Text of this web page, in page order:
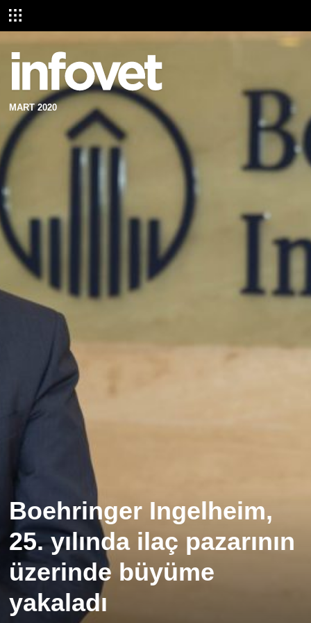
MART 2020
Boehringer Ingelheim,
25. yılında ilaç pazarının
üzerinde büyüme
yakaladı